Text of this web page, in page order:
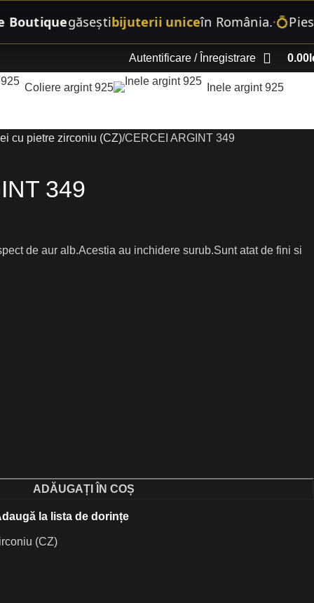
găseștibijuterii uniceîn România.•💍Piese
Autentificare / Înregistrare 0.00
Coliere argint 925 Inele argint 925
cu pietre zirconiu (CZ) CERCEI ARGINT 349
349
de aur alb.Acestia au inchidere surub.Sunt atat de fini si
ADĂUGAȚI ÎN COȘ
la lista de dorințe
(CZ)